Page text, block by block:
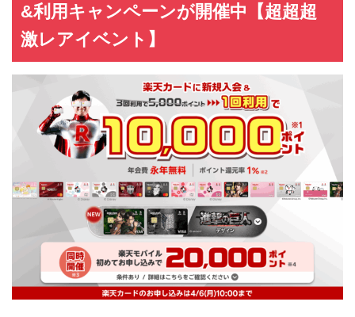
&利用キャンペーンが開催中【超超超
激レアイベント】